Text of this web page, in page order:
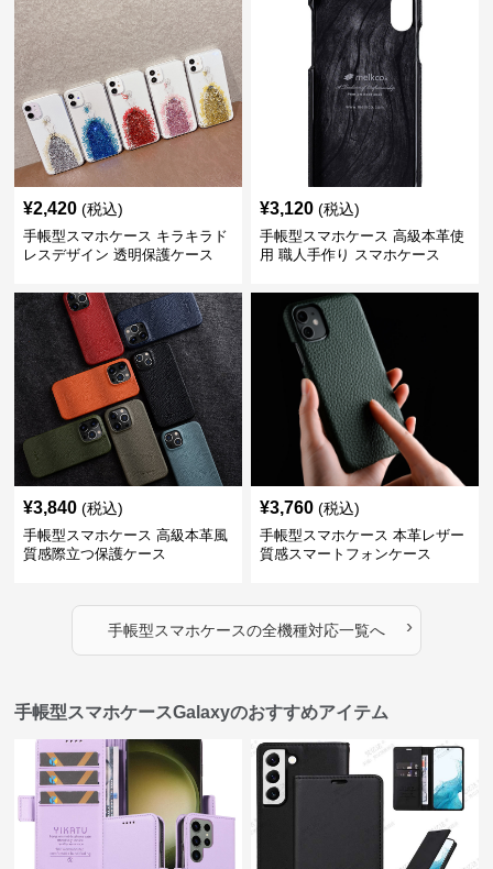
¥2,420 (税込)
手帳型スマホケース キラキラド
レスデザイン 透明保護ケース
¥3,120 (税込)
手帳型スマホケース 高級本革使
用 職人手作り スマホケース
¥3,840 (税込)
手帳型スマホケース 高級本革風
質感際立つ保護ケース
¥3,760 (税込)
手帳型スマホケース 本革レザー
質感スマートフォンケース
手帳型スマホケースの全機種対応一覧へ ›
手帳型スマホケースGalaxyのおすすめアイテム